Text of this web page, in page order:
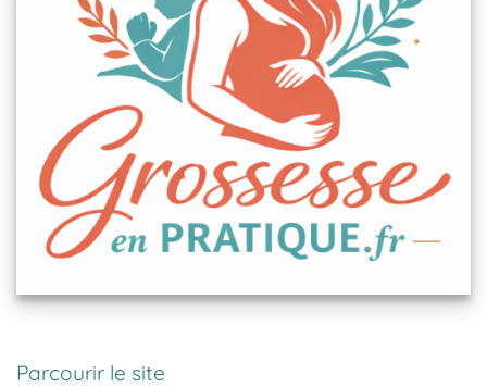
Parcourir le site